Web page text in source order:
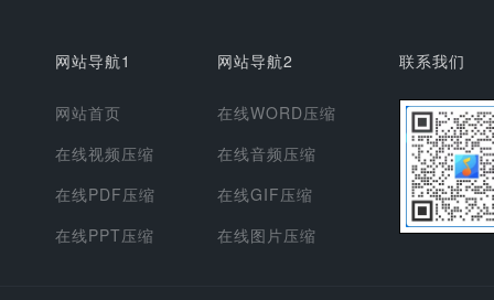
网站导航1
网站首页
在线视频压缩
在线PDF压缩
在线PPT压缩
网站导航2
在线WORD压缩
在线音频压缩
在线GIF压缩
在线图片压缩
联系我们